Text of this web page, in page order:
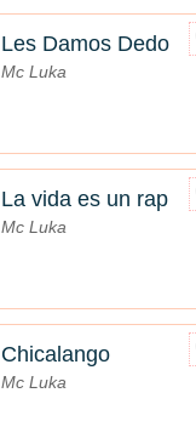
Les Damos Dedo
Mc Luka
La vida es un rap
Mc Luka
Chicalango
Mc Luka